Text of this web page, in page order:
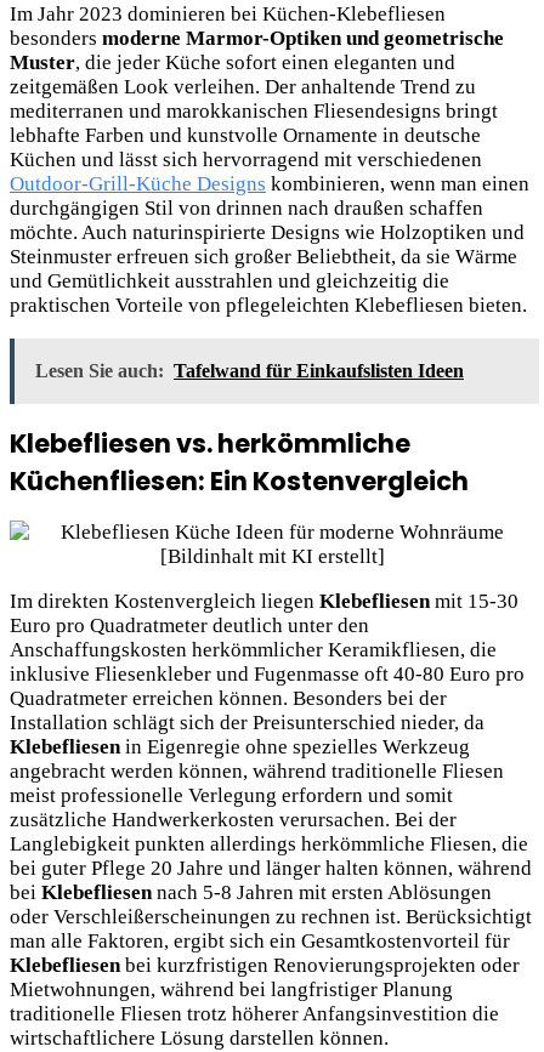
Im Jahr 2023 dominieren bei Küchen-Klebefliesen
besonders moderne Marmor-Optiken und geometrische
Muster, die jeder Küche sofort einen eleganten und
zeitgemäßen Look verleihen. Der anhaltende Trend zu
mediterranen und marokkanischen Fliesendesigns bringt
lebhafte Farben und kunstvolle Ornamente in deutsche
Küchen und lässt sich hervorragend mit verschiedenen
Outdoor-Grill-Küche Designs kombinieren, wenn man einen
durchgängigen Stil von drinnen nach draußen schaffen
möchte. Auch naturinspirierte Designs wie Holzoptiken und
Steinmuster erfreuen sich großer Beliebtheit, da sie Wärme
und Gemütlichkeit ausstrahlen und gleichzeitig die
praktischen Vorteile von pflegeleichten Klebefliesen bieten.
Lesen Sie auch: Tafelwand für Einkaufslisten Ideen
Klebefliesen vs. herkömmliche
Küchenfliesen: Ein Kostenvergleich
Im direkten Kostenvergleich liegen Klebefliesenmit 15-30
Euro pro Quadratmeter deutlich unter den
Anschaffungskosten herkömmlicher Keramikfliesen, die
inklusive Fliesenkleber und Fugenmasse oft 40-80 Euro pro
Quadratmeter erreichen können. Besonders bei der
Installation schlägt sich der Preisunterschied nieder, da
Klebefliesenin Eigenregie ohne spezielles Werkzeug
angebracht werden können, während traditionelle Fliesen
meist professionelle Verlegung erfordern und somit
zusätzliche Handwerkerkosten verursachen. Bei der
Langlebigkeit punkten allerdings herkömmliche Fliesen, die
bei guter Pflege 20 Jahre und länger halten können, während
bei Klebefliesennach 5-8 Jahren mit ersten Ablösungen
oder Verschleißerscheinungen zu rechnen ist. Berücksichtigt
man alle Faktoren, ergibt sich ein Gesamtkostenvorteil für
Klebefliesenbei kurzfristigen Renovierungsprojekten oder
Mietwohnungen, während bei langfristiger Planung
traditionelle Fliesen trotz höherer Anfangsinvestition die
wirtschaftlichere Lösung darstellen können.